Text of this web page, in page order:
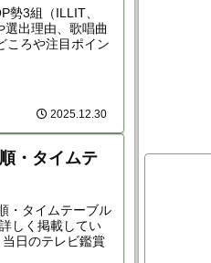
勢3組（ILLIT、
出理由、歌唱曲
ころや注目ポイン
2025.12.30
・タイムテ
・タイムテーブル
しく掲載してい
日のテレビ鑑賞